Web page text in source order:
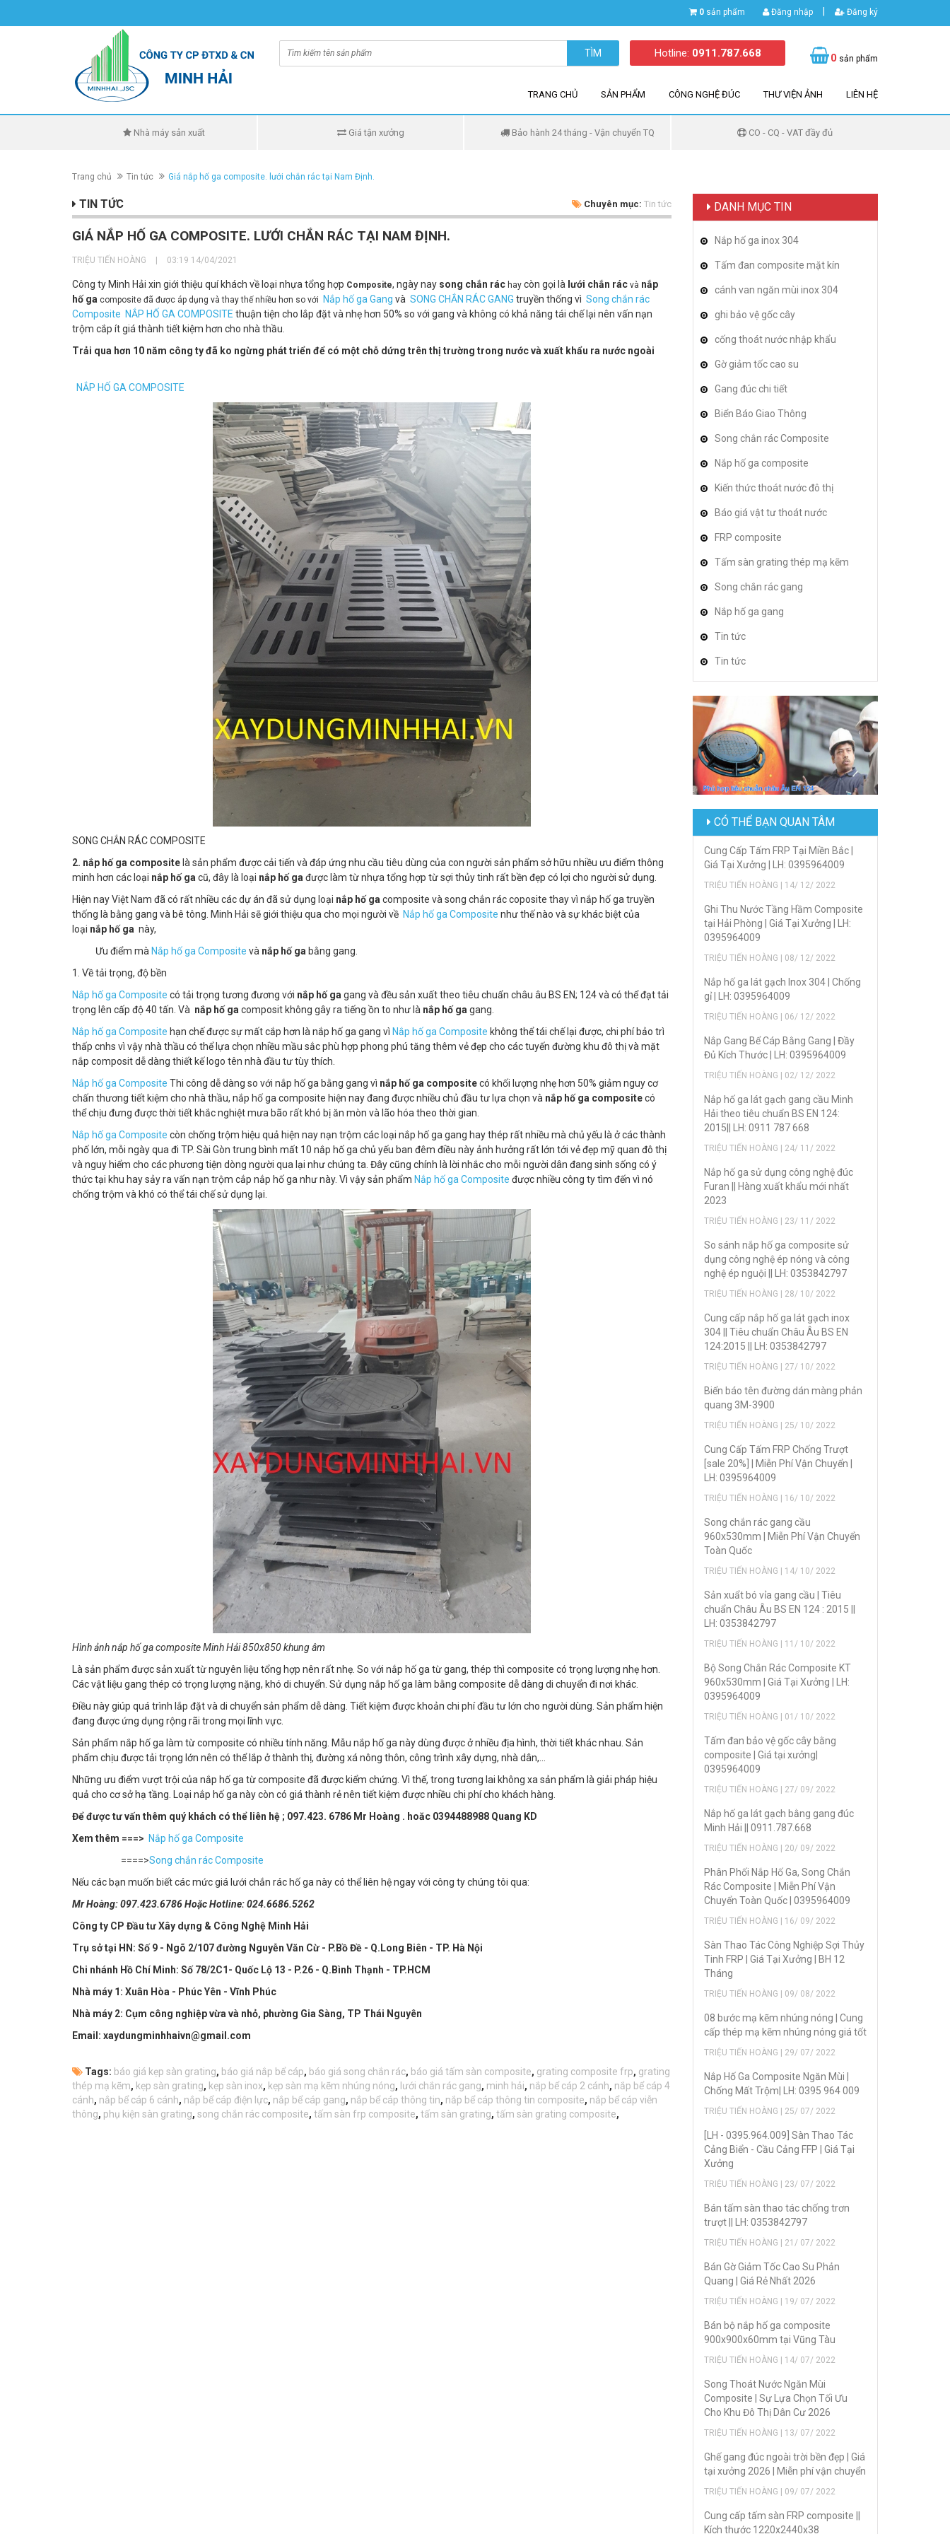
0 sản phẩm Đăng nhập Đăng ký
TÌM Hotline: 0911.787.668 0 sản phẩm
TRANG CHỦ SẢN PHẨM CÔNG NGHỆ ĐÚC THƯ VIỆN ẢNH LIÊN HỆ
Nhà máy sản xuất Giá tận xưởng Bảo hành 24 tháng - Vận chuyển TQ CO - CQ - VAT đầy đủ
Trang chủ Tin tức Giá nắp hố ga composite. lưới chắn rác tại Nam Định.
TIN TỨC Chuyên mục: Tin tức
GIÁ NẮP HỐ GA COMPOSITE. LƯỚI CHẮN RÁC TẠI NAM ĐỊNH.
TRIỆU TIẾN HOÀNG 03:19 14/04/2021
Công ty Minh Hải xin giới thiệu quí khách về loại nhựa tổng hợp Composite, ngày nay song chắn rác hay còn gọi là lưới chắn rác và nắp
hố ga composite đã được áp dụng và thay thế nhiều hơn so với Nắp hố ga Gang và SONG CHẮN RÁC GANG truyền thống vì Song chắn rác
Composite NẮP HỐ GA COMPOSITE thuận tiện cho lắp đặt và nhẹ hơn 50% so với gang và không có khả năng tái chế lại nên vấn nạn
trộm cắp ít giá thành tiết kiệm hơn cho nhà thầu.
Trải qua hơn 10 năm công ty đã ko ngừng phát triển để có một chỗ dứng trên thị trường trong nước và xuất khẩu ra nước ngoài
NẮP HỐ GA COMPOSITE
SONG CHẮN RÁC COMPOSITE
2. nắp hố ga composite là sản phẩm được cải tiến và đáp ứng nhu cầu tiêu dùng của con người sản phẩm sở hữu nhiều ưu điểm thông
minh hơn các loại nắp hố ga cũ, đây là loại nắp hố ga được làm từ nhựa tổng hợp từ sợi thủy tinh rất bền đẹp có lợi cho người sử dụng.
Hiện nay Việt Nam đã có rất nhiều các dự án đã sử dụng loại nắp hố ga composite và song chắn rác coposite thay vì nắp hố ga truyền
thống là bằng gang và bê tông. Minh Hải sẽ giới thiệu qua cho mọi người về Nắp hố ga Composite như thế nào và sự khác biệt của
loại nắp hố ga này,
Ưu điểm mà Nắp hố ga Composite và nắp hố ga bằng gang.
1. Về tải trọng, độ bền
Nắp hố ga Composite có tải trọng tương đương với nắp hố ga gang và đều sản xuất theo tiêu chuẩn châu âu BS EN; 124 và có thể đạt tải
trọng lên cấp độ 40 tấn. Và nắp hố ga composit không gây ra tiếng ồn to như là nắp hố ga gang.
Nắp hố ga Composite hạn chế được sự mất cắp hơn là nắp hố ga gang vì Nắp hố ga Composite không thể tái chế lại được, chi phí bảo trì
thấp cnhs vì vậy nhà thầu có thể lựa chọn nhiều mầu sắc phù hợp phong phú tăng thêm vẻ đẹp cho các tuyến đường khu đô thị và mặt
nắp composit dễ dàng thiết kế logo tên nhà đầu tư tùy thích.
Nắp hố ga Composite Thi công dễ dàng so với nắp hố ga bằng gang vì nắp hố ga compositecó khối lượng nhẹ hơn 50% giảm nguy cơ
chấn thương tiết kiệm cho nhà thầu, nắp hố ga composite hiện nay đang được nhiều chủ đầu tư lựa chọn và nắp hố ga compositecó
thể chịu đưng được thời tiết khắc nghiệt mưa bão rất khó bị ăn mòn và lão hóa theo thời gian.
Nắp hố ga Composite còn chống trộm hiệu quả hiện nay nạn trộm các loại nắp hố ga gang hay thép rất nhiều mà chủ yếu là ở các thành
phố lớn, mỗi ngày qua đi TP. Sài Gòn trung bình mất 10 nắp hố ga chủ yếu ban đêm điều này ảnh hưởng rất lớn tới vẻ đẹp mỹ quan đô thị
và nguy hiểm cho các phương tiện dòng người qua lại như chúng ta. Đây cũng chính là lời nhắc cho mỗi người dân đang sinh sống có ý
thức tại khu hay sảy ra vấn nạn trộm cắp nắp hố ga như này. Vì vậy sản phẩm Nắp hố ga Composite được nhiều công ty tìm đến vì nó
chống trộm và khó có thể tái chế sử dụng lại.
Hình ảnh nắp hố ga composite Minh Hải 850x850 khung âm
Là sản phẩm được sản xuất từ nguyên liệu tổng hợp nên rất nhẹ. So với nắp hố ga từ gang, thép thì composite có trọng lượng nhẹ hơn.
Các vật liệu gang thép có trọng lượng nặng, khó di chuyển. Sử dụng nắp hố ga làm bằng composite dễ dàng di chuyển đi nơi khác.
Điều này giúp quá trình lắp đặt và di chuyển sản phẩm dễ dàng. Tiết kiệm được khoản chi phí đầu tư lớn cho người dùng. Sản phẩm hiện
đang được ứng dụng rộng rãi trong mọi lĩnh vực.
Sản phẩm nắp hố ga làm từ composite có nhiều tính năng. Mẫu nắp hố ga này dùng được ở nhiều địa hình, thời tiết khác nhau. Sản
phẩm chịu được tải trọng lớn nên có thể lắp ở thành thị, đường xá nông thôn, công trình xây dựng, nhà dân,...
Những ưu điểm vượt trội của nắp hố ga từ composite đã được kiểm chứng. Vì thế, trong tương lai không xa sản phẩm là giải pháp hiệu
quả cho cơ sở hạ tầng. Loại nắp hố ga này còn có giá thành rẻ nên tiết kiệm được nhiều chi phí cho khách hàng.
Để được tư vấn thêm quý khách có thể liên hệ ; 097.423. 6786 Mr Hoàng . hoăc 0394488988 Quang KD
Xem thêm ===> Nắp hố ga Composite
====>Song chắn rác Composite
Nếu các bạn muốn biết các mức giá lưới chắn rác hố ga này có thể liên hệ ngay với công ty chúng tôi qua:
Mr Hoàng: 097.423.6786 Hoặc Hotline: 024.6686.5262
Công ty CP Đầu tư Xây dựng & Công Nghệ Minh Hải
Trụ sở tại HN: Số 9 - Ngõ 2/107 đường Nguyễn Văn Cừ - P.Bồ Đề - Q.Long Biên - TP. Hà Nội
Chi nhánh Hồ Chí Minh: Số 78/2C1- Quốc Lộ 13 - P.26 - Q.Bình Thạnh - TP.HCM
Nhà máy 1: Xuân Hòa - Phúc Yên - Vĩnh Phúc
Nhà máy 2: Cụm công nghiệp vừa và nhỏ, phường Gia Sàng, TP Thái Nguyên
Email: xaydungminhhaivn@gmail.com
Tags: báo giá kẹp sàn grating, báo giá nắp bể cáp, báo giá song chắn rác, báo giá tấm sàn composite, grating composite frp, grating
thép mạ kẽm, kẹp sàn grating, kẹp sàn inox, kẹp sàn mạ kẽm nhúng nóng, lưới chắn rác gang, minh hải, nắp bể cáp 2 cánh, nắp bể cáp 4
cánh, nắp bể cáp 6 cánh, nắp bể cáp điện lực, nắp bể cáp gang, nắp bể cáp thông tin, nắp bể cáp thông tin composite, nắp bể cáp viễn
thông, phụ kiện sàn grating, song chắn rác composite, tấm sàn frp composite, tấm sàn grating, tấm sàn grating composite,
DANH MỤC TIN
Nắp hố ga inox 304
Tấm đan composite mặt kín
cánh van ngăn mùi inox 304
ghi bảo vệ gốc cây
cống thoát nước nhập khẩu
Gờ giảm tốc cao su
Gang đúc chi tiết
Biển Báo Giao Thông
Song chắn rác Composite
Nắp hố ga composite
Kiến thức thoát nước đô thị
Báo giá vật tư thoát nước
FRP composite
Tấm sàn grating thép mạ kẽm
Song chắn rác gang
Nắp hố ga gang
Tin tức
Tin tức
CÓ THỂ BẠN QUAN TÂM
Cung Cấp Tấm FRP Tại Miền Bắc |
Giá Tại Xưởng | LH: 0395964009
TRIỆU TIẾN HOÀNG | 14/ 12/ 2022
Ghi Thu Nước Tầng Hầm Composite
tại Hải Phòng | Giá Tại Xưởng | LH:
0395964009
TRIỆU TIẾN HOÀNG | 08/ 12/ 2022
Nắp hố ga lát gạch Inox 304 | Chống
gỉ | LH: 0395964009
TRIỆU TIẾN HOÀNG | 06/ 12/ 2022
Nắp Gang Bể Cáp Bằng Gang | Đầy
Đủ Kích Thước | LH: 0395964009
TRIỆU TIẾN HOÀNG | 02/ 12/ 2022
Nắp hố ga lát gạch gang cầu Minh
Hải theo tiêu chuẩn BS EN 124:
2015|| LH: 0911 787 668
TRIỆU TIẾN HOÀNG | 24/ 11/ 2022
Nắp hố ga sử dụng công nghệ đúc
Furan || Hàng xuất khẩu mới nhất
2023
TRIỆU TIẾN HOÀNG | 23/ 11/ 2022
So sánh nắp hố ga composite sử
dụng công nghệ ép nóng và công
nghệ ép nguội || LH: 0353842797
TRIỆU TIẾN HOÀNG | 28/ 10/ 2022
Cung cấp nắp hố ga lát gạch inox
304 || Tiêu chuẩn Châu Âu BS EN
124:2015 || LH: 0353842797
TRIỆU TIẾN HOÀNG | 27/ 10/ 2022
Biển báo tên đường dán màng phản
quang 3M-3900
TRIỆU TIẾN HOÀNG | 25/ 10/ 2022
Cung Cấp Tấm FRP Chống Trượt
[sale 20%] | Miễn Phí Vận Chuyển |
LH: 0395964009
TRIỆU TIẾN HOÀNG | 16/ 10/ 2022
Song chắn rác gang cầu
960x530mm | Miễn Phí Vận Chuyển
Toàn Quốc
TRIỆU TIẾN HOÀNG | 14/ 10/ 2022
Sản xuẩt bó vỉa gang cầu | Tiêu
chuẩn Châu Âu BS EN 124 : 2015 ||
LH: 0353842797
TRIỆU TIẾN HOÀNG | 11/ 10/ 2022
Bộ Song Chắn Rác Composite KT
960x530mm | Giá Tại Xưởng | LH:
0395964009
TRIỆU TIẾN HOÀNG | 01/ 10/ 2022
Tấm đan bảo vệ gốc cây bằng
composite | Giá tại xưởng|
0395964009
TRIỆU TIẾN HOÀNG | 27/ 09/ 2022
Nắp hố ga lát gạch bằng gang đúc
Minh Hải || 0911.787.668
TRIỆU TIẾN HOÀNG | 20/ 09/ 2022
Phân Phối Nắp Hố Ga, Song Chắn
Rác Composite | Miễn Phí Vận
Chuyển Toàn Quốc | 0395964009
TRIỆU TIẾN HOÀNG | 16/ 09/ 2022
Sàn Thao Tác Công Nghiệp Sợi Thủy
Tinh FRP | Giá Tại Xưởng | BH 12
Tháng
TRIỆU TIẾN HOÀNG | 09/ 08/ 2022
08 bước mạ kẽm nhúng nóng | Cung
cấp thép mạ kẽm nhúng nóng giá tốt
TRIỆU TIẾN HOÀNG | 29/ 07/ 2022
Nắp Hố Ga Composite Ngăn Mùi |
Chống Mất Trộm| LH: 0395 964 009
TRIỆU TIẾN HOÀNG | 25/ 07/ 2022
[LH - 0395.964.009] Sàn Thao Tác
Cảng Biển - Cầu Cảng FFP | Giá Tại
Xưởng
TRIỆU TIẾN HOÀNG | 23/ 07/ 2022
Bán tấm sàn thao tác chống trơn
trượt || LH: 0353842797
TRIỆU TIẾN HOÀNG | 21/ 07/ 2022
Bán Gờ Giảm Tốc Cao Su Phản
Quang | Giá Rẻ Nhất 2026
TRIỆU TIẾN HOÀNG | 19/ 07/ 2022
Bán bộ nắp hố ga composite
900x900x60mm tại Vũng Tàu
TRIỆU TIẾN HOÀNG | 14/ 07/ 2022
Song Thoát Nước Ngăn Mùi
Composite | Sự Lựa Chọn Tối Ưu
Cho Khu Đô Thị Dân Cư 2026
TRIỆU TIẾN HOÀNG | 13/ 07/ 2022
Ghế gang đúc ngoài trời bền đẹp | Giá
tại xưởng 2026 | Miễn phí vận chuyển
TRIỆU TIẾN HOÀNG | 09/ 07/ 2022
Cung cấp tấm sàn FRP composite ||
Kích thước 1220x2440x38